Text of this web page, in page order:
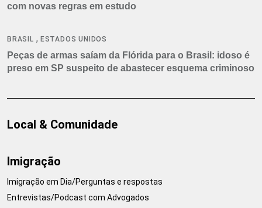
com novas regras em estudo
BRASIL , ESTADOS UNIDOS
Peças de armas saíam da Flórida para o Brasil: idoso é
preso em SP suspeito de abastecer esquema criminoso
Local & Comunidade
Imigração
Imigração em Dia/Perguntas e respostas
Entrevistas/Podcast com Advogados